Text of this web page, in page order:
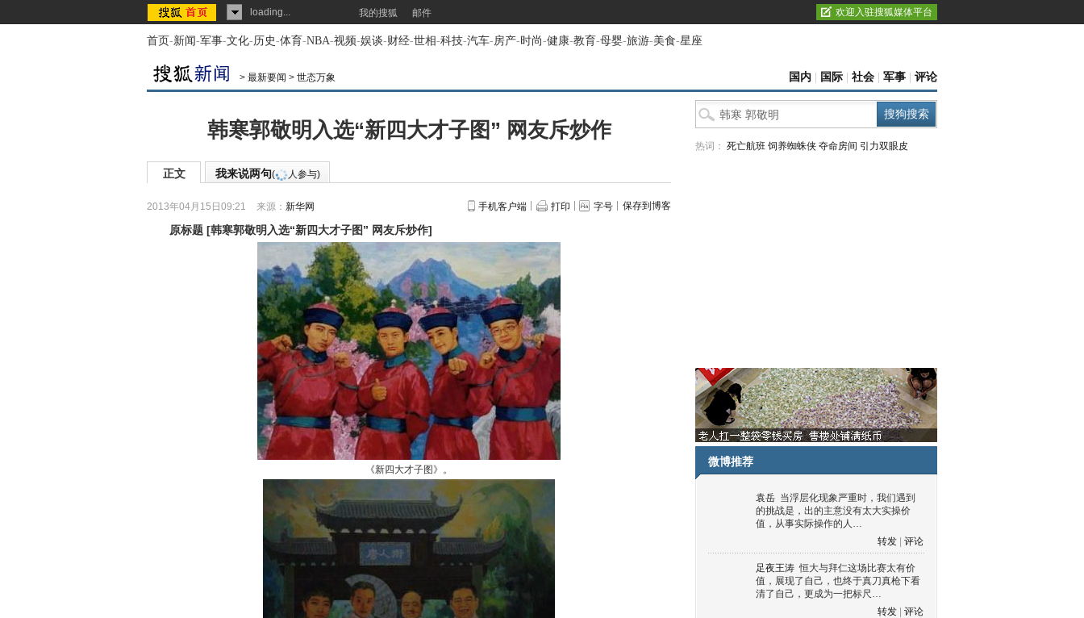
loading... 我的搜狐 邮件 欢迎入驻搜狐媒体平台
首页-新闻-军事-文化-历史-体育-NBA-视频-娱谈-财经-世相-科技-汽车-房产-时尚-健康-教育-母婴-旅游-美食-星座
> 最新要闻 > 世态万象 国内 国际 社会 军事 评论
韩寒郭敬明入选“新四大才子图” 网友斥炒作
正文 我来说两句( 人参与)
2013年04月15日09:21 来源： 新华网 手机客户端 打印 字号 保存到博客
原标题 [韩寒郭敬明入选“新四大才子图” 网友斥炒作]
《新四大才子图》。
热词： 死亡航班 饲养蜘蛛侠 夺命房间 引力双眼皮
微博推荐
袁岳 当浮层化现象严重时，我们遇到
的挑战是，出的主意没有太大实操价
值，从事实际操作的人…
转发
评论
足夜王涛 恒大与拜仁这场比赛太有价
值，展现了自己，也终于真刀真枪下看
清了自己，更成为一把标尺…
转发
评论